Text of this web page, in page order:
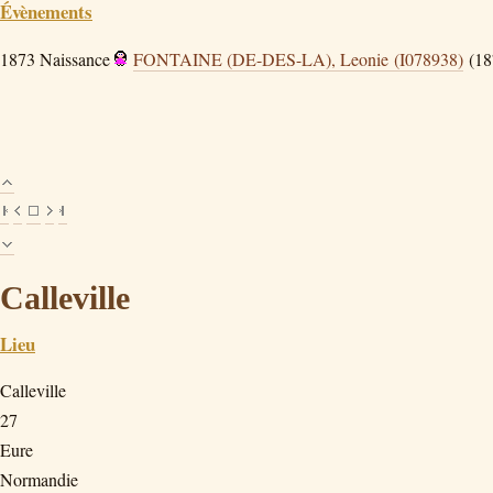
Évènements
1873 Naissance FONTAINE (DE-DES-LA), Leonie (I078938)
Calleville
Lieu
Calleville
27
Eure
Normandie